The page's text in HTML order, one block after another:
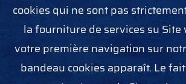
cookies qui ne sont pas
la fourniture de services su Site
votre première navigation sur
bandeau cookies apparaît. Le